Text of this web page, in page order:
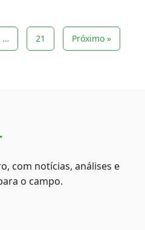
… 21 Próximo »
com notícias, análises e
o campo.